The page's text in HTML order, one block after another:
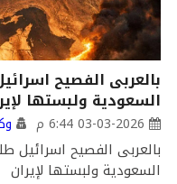
بالعربى الفصيح
السعودية ولبستها
03-03-2026 6:44 م
بالعربى الفصيح
السعودية ولبستها لإيران